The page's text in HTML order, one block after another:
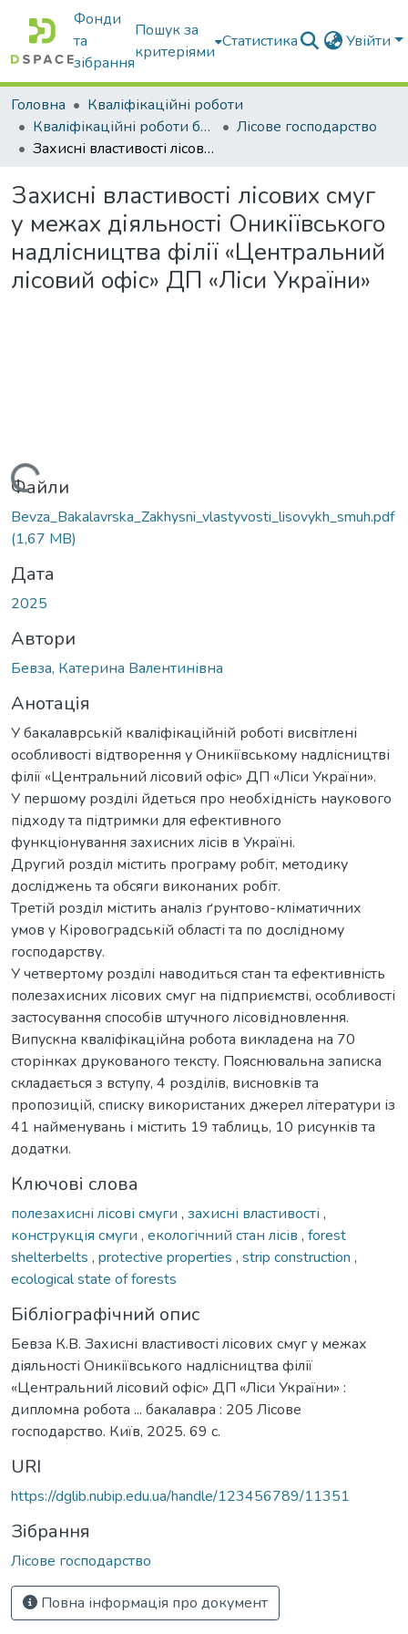
Фонди
та
зібрання
Пошук за
критеріями
Статистика Увійти
Головна
Кваліфікаційні роботи
Кваліфікаційні роботи бакалаврів
Лісове господарство
Захисні властивості лісових смуг у межах діяльності Оникіївського надлісництва філії «Центральний лісовий офіс» ДП «Ліси України»
Захисні властивості лісових смуг
у межах діяльності Оникіївського
надлісництва філії «Центральний
лісовий офіс» ДП «Ліси України»
Вантажиться...
Файли
Bevza_Bakalavrska_Zakhysni_vlastyvosti_lisovykh_smuh.pdf
(1,67 MB)
Дата
2025
Автори
Бевза, Катерина Валентинівна
Анотація
У бакалаврській кваліфікаційній роботі висвітлені
особливості відтворення у Оникіївському надлісництві
філії «Центральний лісовий офіс» ДП «Ліси України».
У першому розділі йдеться про необхідність наукового
підходу та підтримки для ефективного
функціонування захисних лісів в Україні.
Другий розділ містить програму робіт, методику
досліджень та обсяги виконаних робіт.
Третій розділ містить аналіз ґрунтово-кліматичних
умов у Кіровоградській області та по дослідному
господарству.
У четвертому розділі наводиться стан та ефективність
полезахисних лісових смуг на підприємстві, особливості
застосування способів штучного лісовідновлення.
Випускна кваліфікаційна робота викладена на 70
сторінках друкованого тексту. Пояснювальна записка
складається з вступу, 4 розділів, висновків та
пропозицій, списку використаних джерел літератури із
41 найменувань і містить 19 таблиць, 10 рисунків та
додатки.
Ключові слова
полезахисні лісові смуги , захисні властивості ,
конструкція смуги , екологічний стан лісів , forest
shelterbelts , protective properties , strip construction ,
ecological state of forests
Бібліографічний опис
Бевза К.В. Захисні властивості лісових смуг у межах
діяльності Оникіївського надлісництва філії
«Центральний лісовий офіс» ДП «Ліси України» :
дипломна робота ... бакалавра : 205 Лісове
господарство. Київ, 2025. 69 с.
URI
https://dglib.nubip.edu.ua/handle/123456789/11351
Зібрання
Лісове господарство
Повна інформація про документ